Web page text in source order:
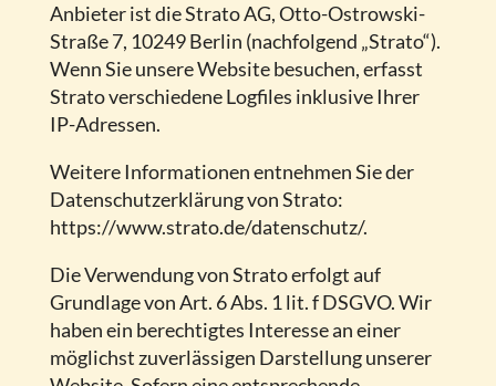
Anbieter ist die Strato AG, Otto-Ostrowski-
Straße 7, 10249 Berlin (nachfolgend „Strato“).
Wenn Sie unsere Website besuchen, erfasst
Strato verschiedene Logfiles inklusive Ihrer
IP-Adressen.
Weitere Informationen entnehmen Sie der
Datenschutzerklärung von Strato:
https://www.strato.de/datenschutz/.
Die Verwendung von Strato erfolgt auf
Grundlage von Art. 6 Abs. 1 lit. f DSGVO. Wir
haben ein berechtigtes Interesse an einer
möglichst zuverlässigen Darstellung unserer